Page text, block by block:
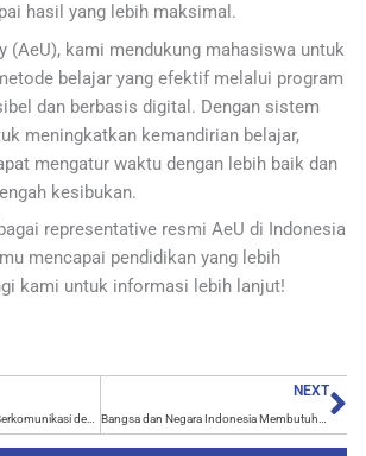
hasil yang lebih maksimal.
(AeU), kami mendukung mahasiswa untuk
belajar yang efektif melalui program
dan berbasis digital. Dengan sistem
meningkatkan kemandirian belajar,
mengatur waktu dengan lebih baik dan
kesibukan.
representative resmi AeU di Indonesia
mencapai pendidikan yang lebih
kami untuk informasi lebih lanjut!
Etika Mahasiswa dalam Berkomunikasi dengan Dosen: Kunci Sukses dalam Dunia Akademik
NEXT
Bangsa dan Negara Indonesia Membutuhkan Mahasiswa dengan 7 Karakter Ini!